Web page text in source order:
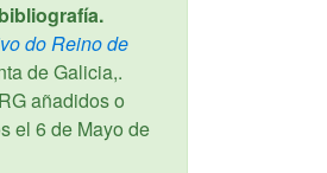
do Reino de
de Galicia,.
añadidos o
el 6 de Mayo de